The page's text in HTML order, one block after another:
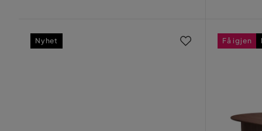
Nyhet Få igjen